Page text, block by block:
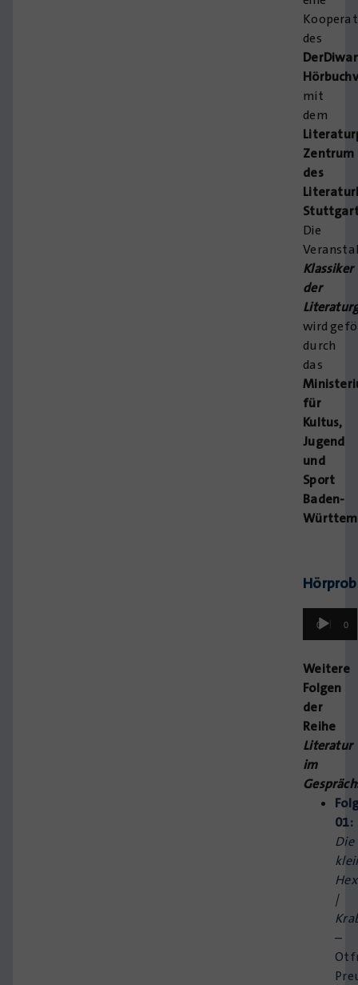
des
mit
dem
Zentrum
des
Die
Klassiker
der
wird
durch
das
für
Kultus,
Jugend
und
Sport
Baden-
Audio-
Player
00:00
Weitere
Folgen
der
Reihe
Literatur
im
Gespräch
01:
Die
|
–